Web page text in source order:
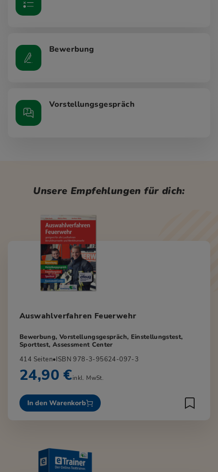
Bewerbung
Vorstellungsgespräch
Unsere Empfehlungen für dich:
Auswahlverfahren Feuerwehr
Bewerbung, Vorstellungsgespräch, Einstellungstest,
Sporttest, Assessment Center
414 Seiten•ISBN 978-3-95624-097-3
24,90 €inkl. MwSt.
In den Warenkorb